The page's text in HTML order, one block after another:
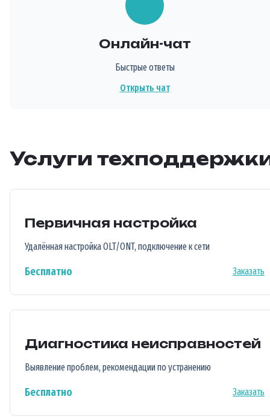
Онлайн-чат
Быстрые ответы
Открыть чат
Услуги
Первичная настройка
Удалённая настройка OLT/ONT, подключение к сети
Бесплатно Заказать
Диагностика неисправностей
Выявление проблем, рекомендации по устранению
Бесплатно Заказать